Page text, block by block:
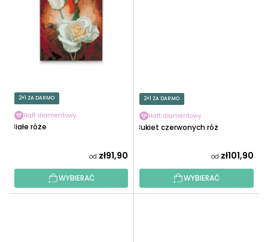
2+1 ZA DARMO
Haft diamentowy
Białe róże
od zł91,90
WYBIERAĆ
2+1 ZA DARMO
Haft diamentowy
Bukiet czerwonych róż
od zł101,90
WYBIERAĆ